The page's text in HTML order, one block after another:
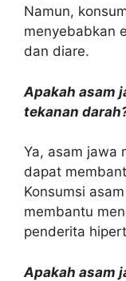
Namun,
menyebabkan
dan diare.
Apakah asam
tekanan
Ya, asam jawa
dapat
Konsumsi
membantu
penderita
Apakah asam